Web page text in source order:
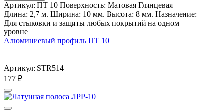
Артикул: ПТ 10 Поверхность: Матовая Глянцевая
Длина: 2,7 м. Ширина: 10 мм. Высота: 8 мм. Назначение:
Для стыковки и защиты любых покрытий на одном
уровне
Алюминиевый профиль ПТ 10
Артикул: STR514
177 ₽